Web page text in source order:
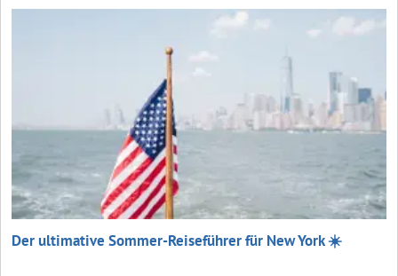
Der ultimative Sommer-Reiseführer für New York ☀️